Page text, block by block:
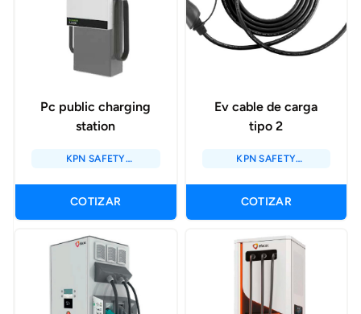
Pc public charging
station
KPN SAFETY
ENERGY SOLUTIONS
COTIZAR
Ev cable de carga
tipo 2
KPN SAFETY
ENERGY SOLUTIONS
COTIZAR